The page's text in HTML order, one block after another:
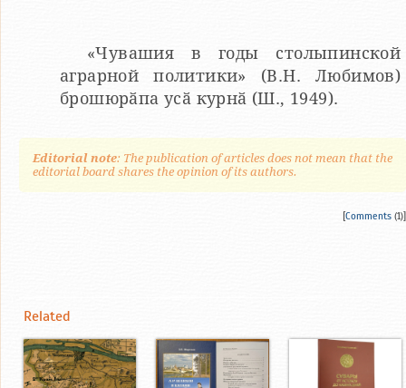
«Чувашия в годы столыпинской
аграрной политики» (В.Н. Любимов)
брошюрӑпа усӑ курнӑ (Ш., 1949).
Editorial note: The publication of articles does not mean that the
editorial board shares the opinion of its authors.
[Comments (1)]
Related